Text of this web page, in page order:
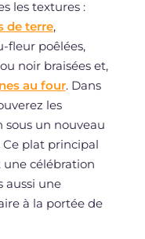
les textures :
de terre,
fleur poêlées,
noir braisées et,
au four. Dans
les
sous un nouveau
plat principal
célébration
aussi une
à la portée de